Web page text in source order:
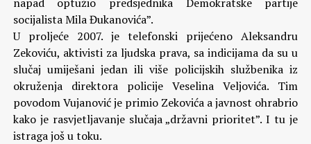
socijalista Mila Đukanovića”.
U proljeće 2007. je telefonski prijećeno Aleksandru
Zekoviću, aktivisti za ljudska prava, sa indicijama da su u
slučaj umiješani jedan ili više policijskih službenika iz
okruženja direktora policije Veselina Veljovića. Tim
povodom Vujanović je primio Zekovića a javnost ohrabrio
kako je rasvjetljavanje slučaja „državni prioritet”. I tu je
istraga još u toku.